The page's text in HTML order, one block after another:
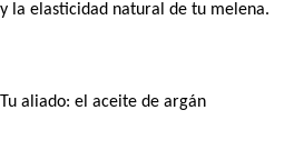
y la elasticidad natural de tu melena.
Tu aliado: el aceite de argán